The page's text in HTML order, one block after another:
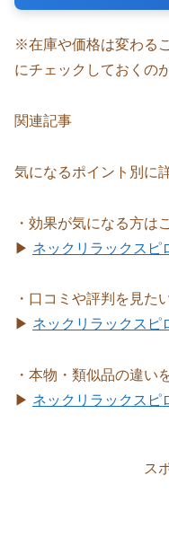
※在庫や価格は変わる
にチェックしておくの
関連記事
気になるポイント別に
・効果が気になる方は
▶ ネックリラックスピ
・口コミや評判を見た
▶ ネックリラックスピ
・本物・類似品の違い
▶ ネックリラックスピ
ス